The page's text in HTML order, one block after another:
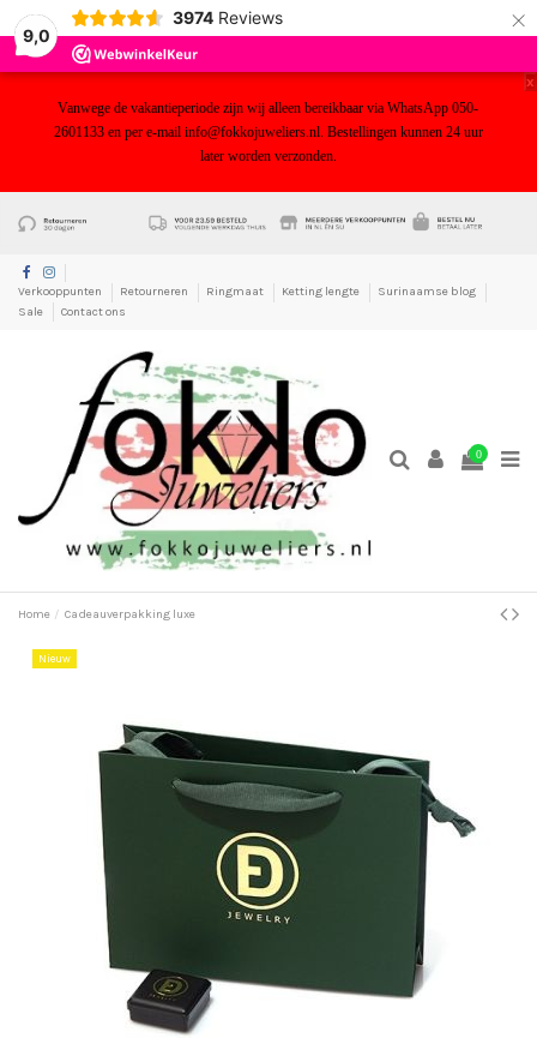
9,0
3974 Reviews ×
Vanwege de vakantieperiode zijn wij alleen bereikbaar via WhatsApp 050-
2601133 en per e-mail info@fokkojuweliers.nl. Bestellingen kunnen 24 uur
later worden verzonden.
x
Verkooppunten Retourneren Ringmaat Ketting lengte
Surinaamse blog
Sale
Contact ons
0
Home Cadeauverpakking luxe
Nieuw